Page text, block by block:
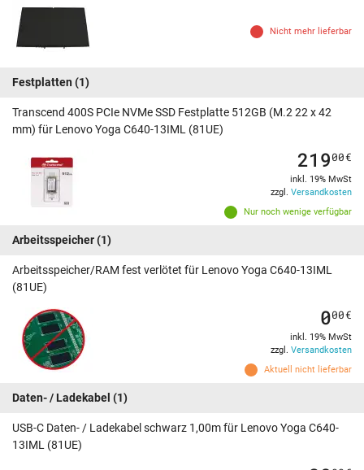
Nicht mehr lieferbar
Festplatten (1)
Transcend 400S PCIe NVMe SSD Festplatte 512GB (M.2 22 x 42
mm) für Lenovo Yoga C640-13IML (81UE)
Nur noch wenige verfügbar
21900€
inkl. 19% MwSt
zzgl. Versandkosten
Arbeitsspeicher(1)
Arbeitsspeicher/RAM fest verlötet für Lenovo Yoga C640-13IML
(81UE)
Aktuell nicht lieferbar
000€
inkl. 19% MwSt
zzgl. Versandkosten
Daten- / Ladekabel (1)
USB-C Daten- / Ladekabel schwarz 1,00m für Lenovo Yoga C640-
13IML (81UE)